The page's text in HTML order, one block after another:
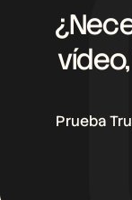
Prueba